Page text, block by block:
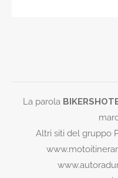
La parola
Altri siti del gruppo